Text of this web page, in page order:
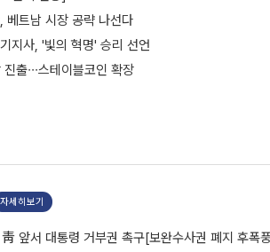
베트남 시장 공략 나선다
지사, '빛의 혁명' 승리 선언
출∙∙∙스테이블코인 확장
자세히보기
앞서 대통령 거부권 촉구[보완수사권 폐지 후폭